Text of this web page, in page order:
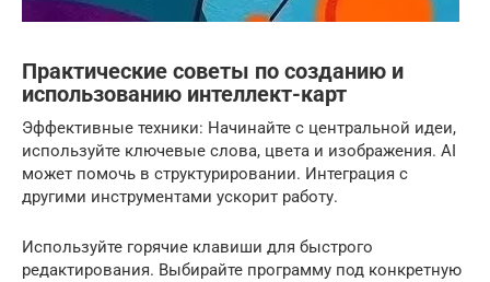
Практические советы по созданию и
использованию интеллект-карт
Эффективные техники: Начинайте с центральной идеи,
используйте ключевые слова, цвета и изображения. AI
может помочь в структурировании. Интеграция с
другими инструментами ускорит работу.
Используйте горячие клавиши для быстрого
редактирования. Выбирайте программу под конкретную